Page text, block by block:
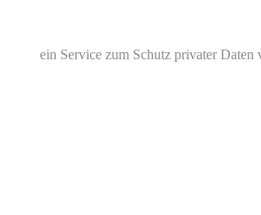
ein Service zum Schutz privater Daten